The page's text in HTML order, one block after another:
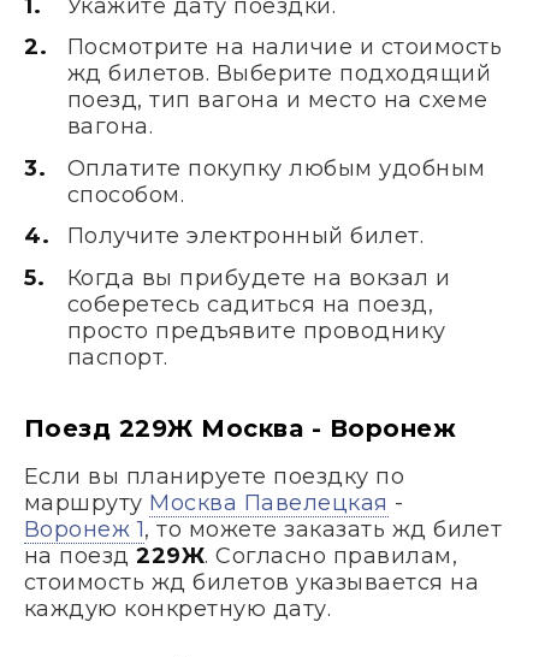
Укажите дату поездки.
Посмотрите на наличие и стоимость
жд билетов. Выберите подходящий
поезд, тип вагона и место на схеме
вагона.
Оплатите покупку любым удобным
способом.
Получите электронный билет.
Когда вы прибудете на вокзал и
соберетесь садиться на поезд,
просто предъявите проводнику
паспорт.
Поезд 229Ж Москва - Воронеж
Если вы планируете поездку по
маршруту Москва Павелецкая -
Воронеж 1, то можете заказать жд билет
на поезд229Ж. Согласно правилам,
стоимость жд билетов указывается на
каждую конкретную дату.